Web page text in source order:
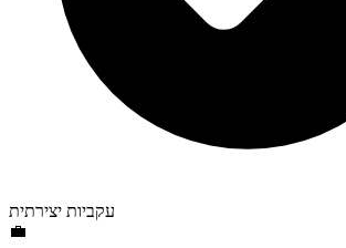
עקביות יצירתית
💼